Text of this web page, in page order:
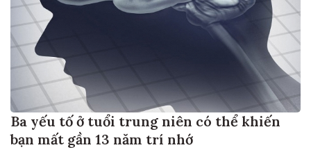
Ba yếu tố ở tuổi trung niên có thể khiến
bạn mất gần 13 năm trí nhớ